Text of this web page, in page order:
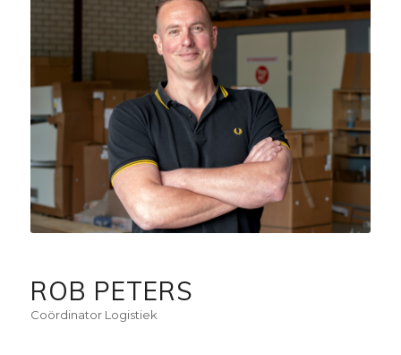
ROB PETERS
Coördinator Logistiek